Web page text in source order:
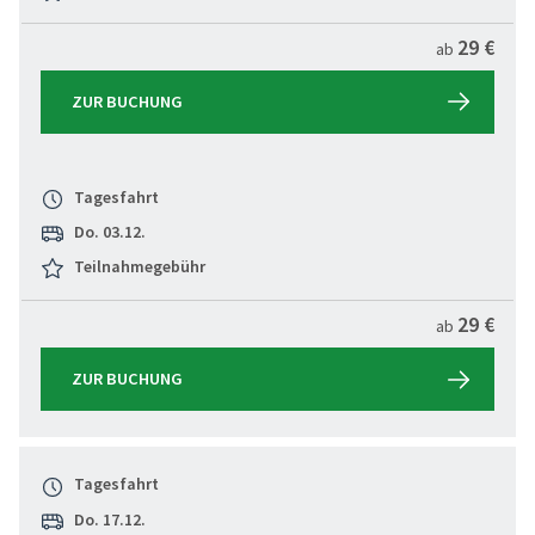
ab 29 €
ZUR BUCHUNG
Tagesfahrt
Do. 03.12.
Teilnahmegebühr
ab 29 €
ZUR BUCHUNG
Tagesfahrt
Do. 17.12.